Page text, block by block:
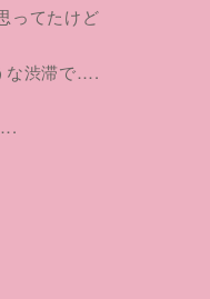
ってたけど
な渋滞で….